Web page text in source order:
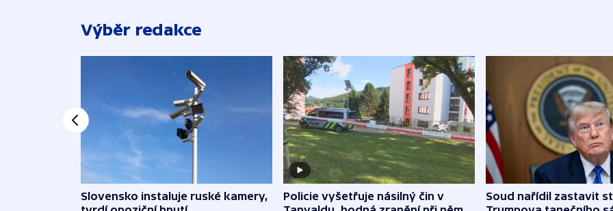
Výběr redakce
Slovensko instaluje ruské kamery,
Policie vyšetřuje násilný čin v
Soud nařídil zastavit